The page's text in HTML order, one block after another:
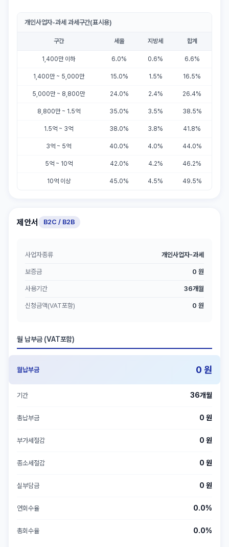
개인사업자-과세 과세구간(표시용)
구간 세율 지방세 합계
1,400만 이하 6.0% 0.6% 6.6%
1,400만 ~ 5,000만 15.0% 1.5% 16.5%
5,000만 ~ 8,800만 24.0% 2.4% 26.4%
8,800만 ~ 1.5억 35.0% 3.5% 38.5%
1.5억 ~ 3억 38.0% 3.8% 41.8%
3억 ~ 5억 40.0% 4.0% 44.0%
5억 ~ 10억 42.0% 4.2% 46.2%
10억 이상 45.0% 4.5% 49.5%
제안서 B2C / B2B
사업자종류 개인사업자-과세
보증금 0 원
사용기간 36개월
신청금액(VAT포함) 0 원
월 납부금 (VAT포함)
월납부금 0 원
기간 36개월
총납부금 0 원
부가세절감 0 원
종소세절감 0 원
실부담금 0 원
연회수율 0.0%
총회수율 0.0%